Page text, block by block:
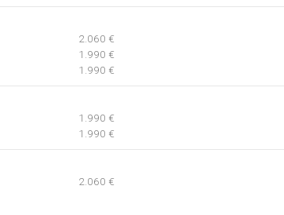
2.060 €
1.990 €
1.990 €
1.990 €
1.990 €
2.060 €